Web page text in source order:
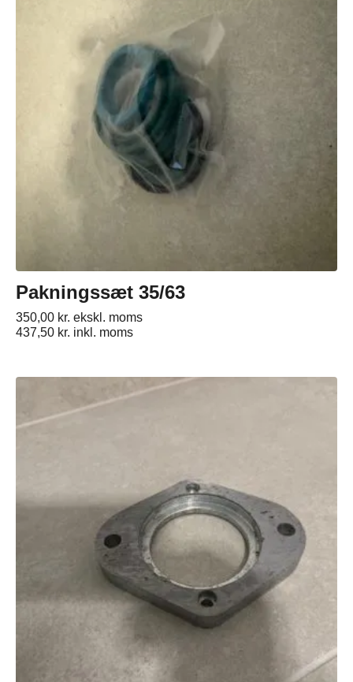
Pakningssæt 35/63
350,00 kr. ekskl. moms
437,50 kr. inkl. moms